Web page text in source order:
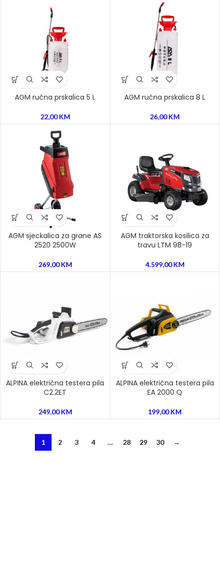
AGM ručna prskalica 5 L
22,00KM
AGM ručna prskalica 8 L
26,00KM
AGM sjeckalica za grane AS
2520 2500W
269,00KM
AGM traktorska kosilica za
travu LTM 98-19
4.599,00KM
ALPINA električna testera pila
C2.2ET
249,00KM
ALPINA električna testera pila
EA 2000 Q
199,00KM
1 2 3 4 … 28 29 30 →